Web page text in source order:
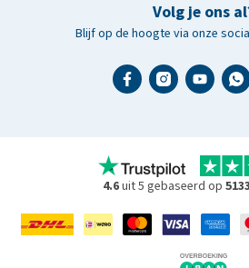
Volg je ons
Blijf op de hoogte via onze
4.6uit 5 gebaseerd op